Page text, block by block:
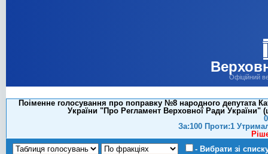
Офіційний
Поіменне голосування про поправку №8 народного депутата
України "Про Регламент Верховної Ради України"
За:100 Проти:1
- Вибрати зі